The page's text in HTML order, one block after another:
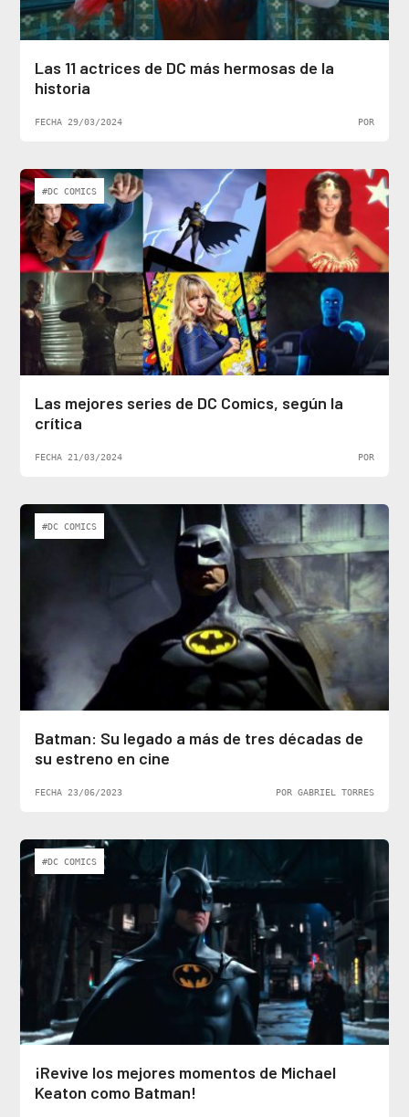
Las 11 actrices de DC más hermosas de la
historia
FECHA 29/03/2024 POR
#DC COMICS
Las mejores series de DC Comics, según la
crítica
FECHA 21/03/2024 POR
#DC COMICS
Batman: Su legado a más de tres décadas de
su estreno en cine
FECHA 23/06/2023 POR GABRIEL TORRES
#DC COMICS
¡Revive los mejores momentos de Michael
Keaton como Batman!